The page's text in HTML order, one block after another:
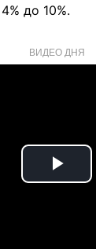
до 10%.
ВИДЕО ДНЯ
Play